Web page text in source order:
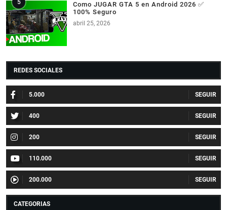
Como JUGAR GTA 5 en Android 2026 ✅
100% Seguro
abril 25, 2026
REDES SOCIALES
5.000
400
200
110.000
200.000
CATEGORIAS